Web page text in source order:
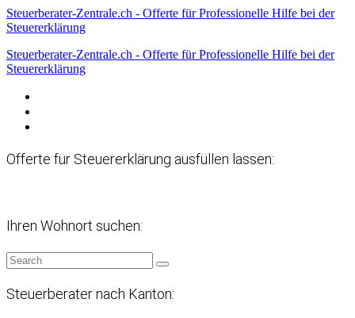
Steuerberater-Zentrale.ch - Offerte für Professionelle Hilfe bei der
Steuererklärung
Steuerberater-Zentrale.ch - Offerte für Professionelle Hilfe bei der
Steuererklärung
Offerte für Steuererklärung ausfüllen lassen:
Ihren Wohnort suchen:
Steuerberater nach Kanton: